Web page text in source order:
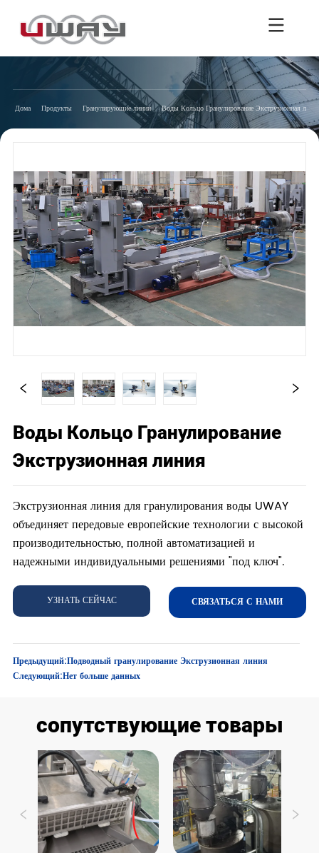
Дома Продукты Гранулирующие линии Воды Кольцо Гранулирование Экструзионная
Воды Кольцо Гранулирование
Экструзионная линия
Экструзионная линия для гранулирования воды UWAY
объединяет передовые европейские технологии с высокой
производительностью, полной автоматизацией и
надежными индивидуальными решениями "под ключ".
УЗНАТЬ СЕЙЧАС СВЯЗАТЬСЯ С НАМИ
Предыдущий:Подводный гранулирование Экструзионная линия
Следующий:Нет больше данных
сопутствующие товары